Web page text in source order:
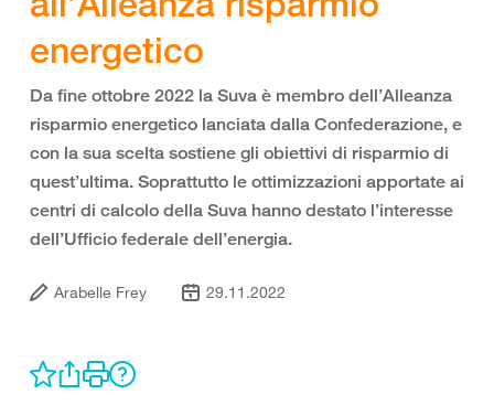
energetico
Da fine ottobre 2022 la Suva è membro dell’Alleanza
risparmio energetico lanciata dalla Confederazione, e
con la sua scelta sostiene gli obiettivi di risparmio di
quest’ultima. Soprattutto le ottimizzazioni apportate ai
centri di calcolo della Suva hanno destato l’interesse
dell’Ufficio federale dell’energia.
Arabelle Frey 29.11.2022